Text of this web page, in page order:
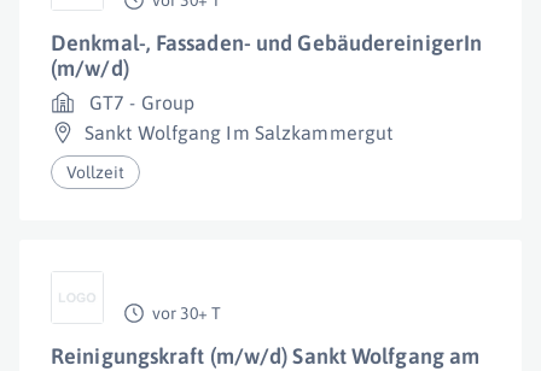
Denkmal-, Fassaden- und GebäudereinigerIn
(m/w/d)
GT7 - Group
Sankt Wolfgang Im Salzkammergut
Vollzeit
vor 30+ T
Reinigungskraft (m/w/d) Sankt Wolfgang am